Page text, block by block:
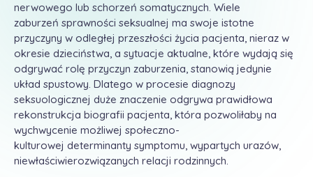
nerwowego lub schorzeń somatycznych. Wiele
zaburzeń sprawności seksualnej ma swoje istotne
przyczyny w odległej przeszłości życia pacjenta, nieraz w
okresie dzieciństwa, a sytuacje aktualne, które wydają się
odgrywać rolę przyczyn zaburzenia, stanowią jedynie
układ spustowy. Dlatego w procesie diagnozy
seksuologicznej duże znaczenie odgrywa prawidłowa
rekonstrukcja biografii pacjenta, która pozwoliłaby na
wychwycenie możliwej społeczno-
kulturowej determinanty symptomu, wypartych urazów,
niewłaściwierozwiązanych relacji rodzinnych.